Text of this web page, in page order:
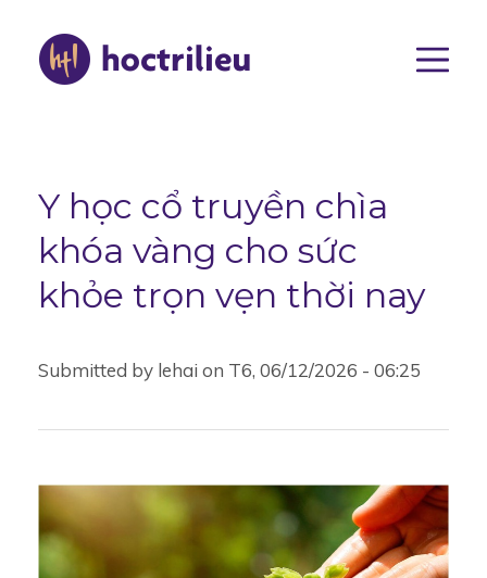
Y học cổ truyền chìa
khóa vàng cho sức
khỏe trọn vẹn thời nay
Submitted by lehai on T6, 06/12/2026 - 06:25